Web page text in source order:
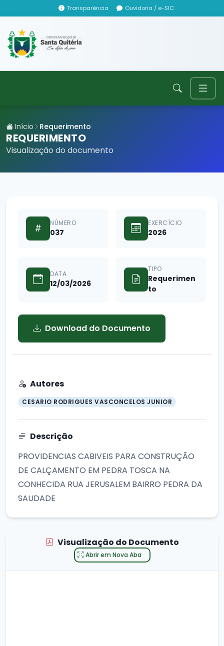
Transparência Ouvidoria / e-SIC
Início Requerimento
REQUERIMENTO
Visualização do documento
NÚMERO
037
EXERCÍCIO
2026
DATA
12/03/2026
TIPO
Requerimen
to
Download do Documento
Autores
CESARIO RODRIGUES VASCONCELOS JUNIOR
Descrição
PROVIDENCIAS CABIVEIS PARA CONSTRUÇÃO
DE CALÇAMENTO EM PEDRA TOSCA NA
CONHECIDA RUA JERUSALEM BAIRRO PEDRA DA
SAUDADE
Visualização do Documento
Abrir em Nova Aba